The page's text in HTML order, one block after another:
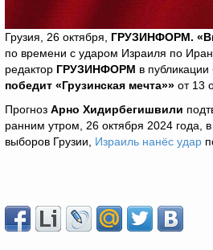
Грузия, 26 октября, ГРУЗИНФОРМ.
по времени с ударом Израиля по
редактор ГРУЗИНФОРМ в публикации
победит «Грузинская мечта»» от 13
Прогноз Арно Хидирбегишвили
ранним утром, 26 октября 2024 года,
выборов Грузии, Израиль нанёс удар